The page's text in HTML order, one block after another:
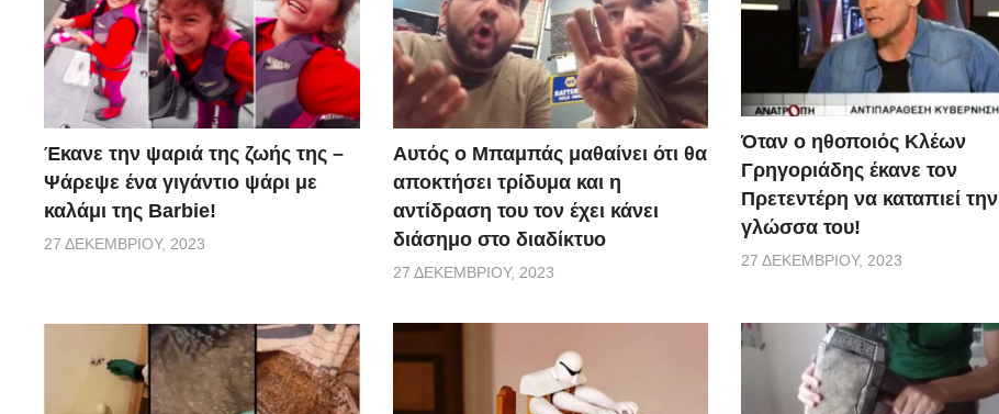
Έκανε την ψαριά της ζωής της –
Ψάρεψε ένα γιγάντιο ψάρι με
καλάμι της Barbie!
27 ΔΕΚΕΜΒΡΊΟΥ, 2023
Αυτός ο Μπαμπάς μαθαίνει ότι θα
αποκτήσει τρίδυμα και η
αντίδραση του τον έχει κάνει
διάσημο στο διαδίκτυο
27 ΔΕΚΕΜΒΡΊΟΥ, 2023
Όταν ο ηθοποιός Κλέων
Γρηγοριάδης έκανε τον
Πρετεντέρη να καταπιεί την
γλώσσα του!
27 ΔΕΚΕΜΒΡΊΟΥ, 2023